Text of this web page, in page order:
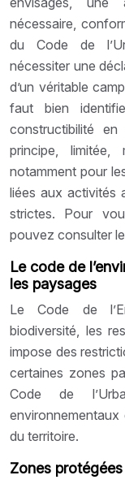
nécessaire,
du Code de
nécessiter une
d’un véritable
faut bien
constructibilité
principe, limitée,
notamment pour
liées aux activités
strictes. Pour
pouvez consulter
Le code de
les paysages
Le Code de
biodiversité, les
impose des
certaines zones
Code de
environnementaux
du territoire.
Zones protégées